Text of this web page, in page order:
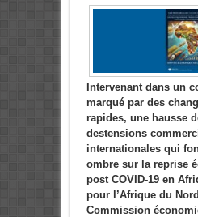
Intervenant dans un
marqué par des
rapides, une hausse
destensions
internationales qui
ombre sur la reprise
post COVID-19 en
pour l’Afrique du
Commission